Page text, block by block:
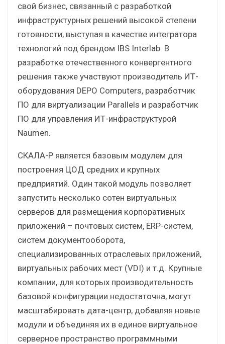
свой бизнес, связанный с разработкой
инфраструктурных решений высокой степени
готовности, выступая в качестве интегратора
технологий под брендом IBS Interlab. В
разработке отечественного конвергентного
решения также участвуют производитель ИТ-
оборудования DEPO Computers, разработчик
ПО для виртуализации Parallels и разработчик
ПО для управления ИТ-инфраструктурой
Naumen.
СКАЛА-Р является базовым модулем для
построения ЦОД средних и крупных
предприятий. Один такой модуль позволяет
запустить несколько сотен виртуальных
серверов для размещения корпоративных
приложений – почтовых систем, ERP-систем,
систем документооборота,
специализированных отраслевых приложений,
виртуальных рабочих мест (VDI) и т.д. Крупные
компании, для которых производительность
базовой конфигурации недостаточна, могут
масштабировать дата-центр, добавляя новые
модули и объединяя их в единое виртуальное
серверное пространство программными